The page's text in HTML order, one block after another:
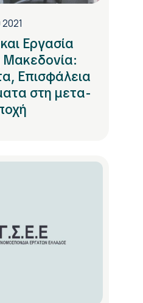
Εργασία
Μακεδονία:
Επισφάλεια
στη μετα-